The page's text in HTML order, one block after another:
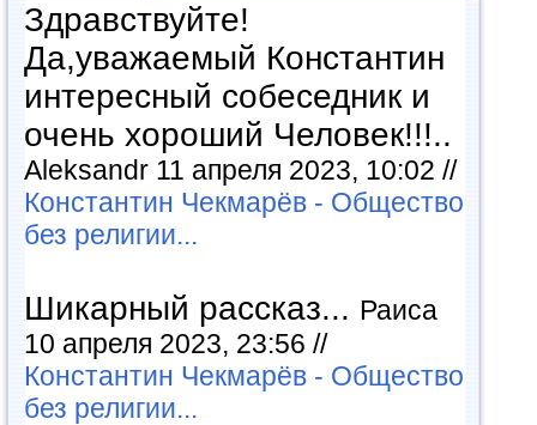
Здравствуйте!
Да,уважаемый Константин
интересный собеседник и
очень хороший Человек!!!..
Aleksandr 11 апреля 2023, 10:02 //
Константин Чекмарёв - Общество
без религии...
Шикарный рассказ... Раиса
10 апреля 2023, 23:56 //
Константин Чекмарёв - Общество
без религии...